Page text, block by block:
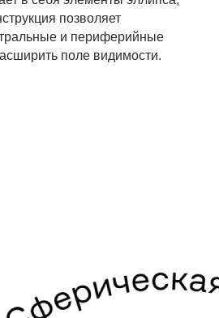
позволяет
и периферийные
поле видимости.